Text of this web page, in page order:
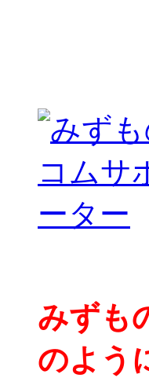
みずも
のよう